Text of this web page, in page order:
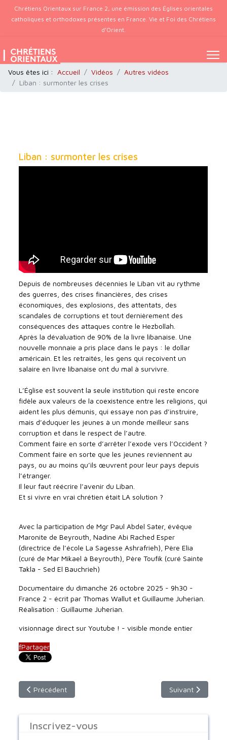
Chrétiens Orientaux sur France 2, une émission des Églises orientales
catholiques et orthodoxes présentes en France. Vie et Foi des Chrétiens
d’Orient.
Vous êtes ici : Accueil Vidéos
Autres vidéos
Liban : surmonter les crises
Liban : surmonter les crises
Depuis de nombreuses décennies le Liban vit au rythme
des guerres, des crises financières, des crises
économiques, des explosions, des attentats, des
scandales de corruptions et tout dernièrement des
conséquences des attaques contre le Hezbollah.
Après la dévaluation de 90% de la livre libanaise. Une
nouvelle monnaie a pris place dans le pays : le dollar
américain. Et les retraités, les gens qui reçoivent un
salaire en livre libanaise ont du mal à survivre.
L’Église est souvent la seule institution qui reste encore
fidèle aux valeurs de la coexistence entre les religions, qui
aident les plus démunis, qui essaye non pas d’instruire,
mais d’éduquer les jeunes à un monde meilleur sans
corruption et dans le respect de l’autre.
Comment faire en sorte d’arrêter l’exode vers l’Occident ?
Comment faire en sorte que les jeunes reviennent au
pays, ou au moins qu’ils œuvrent pour leur pays depuis
l’étranger.
Il leur faut réécrire l’avenir du Liban.
Et si vivre en vrai chrétien était LA solution ?
Avec la participation de Mgr Paul Abdel Sater, évêque
Maronite de Beyrouth, Nadine Abi Rached Esper
(directrice de l’école La Sagesse Ashrafrieh), Père Elia
(curé de Mar Mikael à Beyrouth), Père Toufik (curé Sainte
Takla - Sed El Bauchrieh)
Documentaire du dimanche 26 octobre 2025 - 9h30 -
France 2 - écrit par Thomas Wallut et Guillaume Juherian.
Réalisation : Guillaume Juherian.
visionnage direct sur Youtube ! - visible monde entier
fPartager
Article précédent : Chrétiens en monde arabe : l'histoire
Précédent Article suivant :
Suivant
Inscrivez-vous